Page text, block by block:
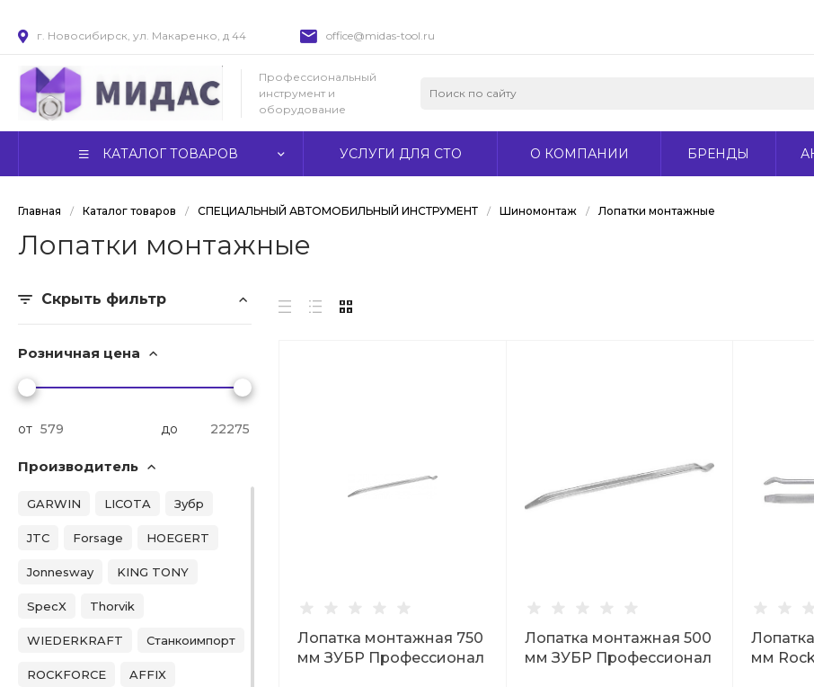
г. Новосибирск, ул. Макаренко, д 44 office@midas-tool.ru
Профессиональный
инструмент и
оборудование
КАТАЛОГ ТОВАРОВ УСЛУГИ ДЛЯ СТО О КОМПАНИИ БРЕНДЫ
Главная / Каталог товаров / СПЕЦИАЛЬНЫЙ АВТОМОБИЛЬНЫЙ ИНСТРУМЕНТ / Шиномонтаж / Лопатки монтажные
Лопатки монтажные
Скрыть фильтр
Розничная цена
от до
Производитель
GARWIN LICOTA Зубр
JTC Forsage HOEGERT
Jonnesway KING TONY
SpecX Thorvik
WIEDERKRAFT Станкоимпорт
ROCKFORCE AFFIX
Лопатка монтажная 750
мм ЗУБР Профессионал
Лопатка монтажная 500
мм ЗУБР Профессионал
мм